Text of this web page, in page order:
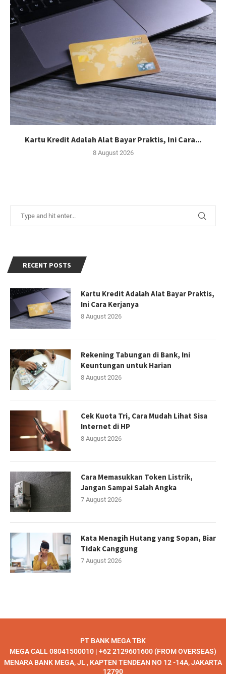
Kartu Kredit Adalah Alat Bayar Praktis, Ini Cara...
8 August 2026
RECENT POSTS
Kartu Kredit Adalah Alat Bayar Praktis,
Ini Cara Kerjanya
8 August 2026
Rekening Tabungan di Bank, Ini
Keuntungan untuk Harian
8 August 2026
Cek Kuota Tri, Cara Mudah Lihat Sisa
Internet di HP
8 August 2026
Cara Memasukkan Token Listrik,
Jangan Sampai Salah Angka
7 August 2026
Kata Menagih Hutang yang Sopan, Biar
Tidak Canggung
7 August 2026
PT BANK MEGA TBK
MEGA CALL 08041500010 | +62 2129601600 (FROM OVERSEAS)
MENARA BANK MEGA, JL , KAPTEN TENDEAN NO 12 -14A, JAKARTA
12790